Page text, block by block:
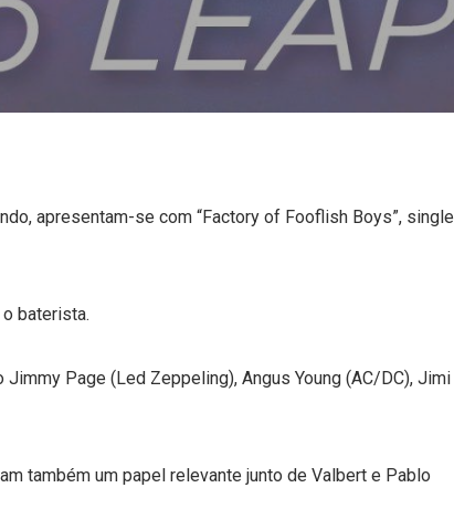
apresentam-se com “Factory of Fooflish Boys”, single
baterista.
Page (Led Zeppeling), Angus Young (AC/DC), Jimi
também um papel relevante junto de Valbert e Pablo